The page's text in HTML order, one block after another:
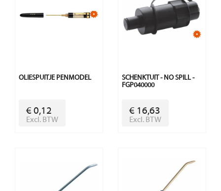
OLIESPUITJE PENMODEL
€ 0,12
Excl. BTW
SCHENKTUIT - NO SPILL -
FGP040000
€ 16,63
Excl. BTW